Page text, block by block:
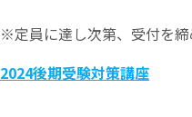
※定員に達し次第、受付を締
2024後期受験対策講座